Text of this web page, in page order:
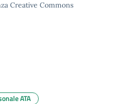
Creative Commons
ATA